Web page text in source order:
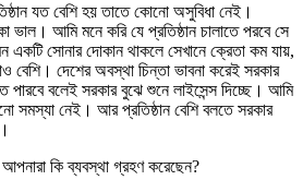
যত বেশি হয় তাতে কোনো অসুবিধা নেই।
ভাল। আমি মনে করি যে প্রতিষ্ঠান চালাতে পরবে সে
একটি সোনার দোকান থাকলে সেখানে ক্রেতা কম যায়,
বেশি। দেশের অবস্থা চিন্তা ভাবনা করেই সরকার
পারবে বলেই সরকার বুঝে শুনে লাইসেন্স দিচ্ছে। আমি
সমস্যা নেই। আর প্রতিষ্ঠান বেশি বলতে সরকার
আপনারা কি ব্যবস্থা গ্রহণ করেছেন?